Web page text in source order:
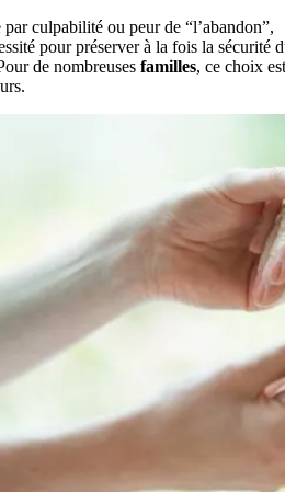
culpabilité ou peur de “l’abandon”,
pour préserver à la fois la sécurité
de nombreuses familles, ce choix est